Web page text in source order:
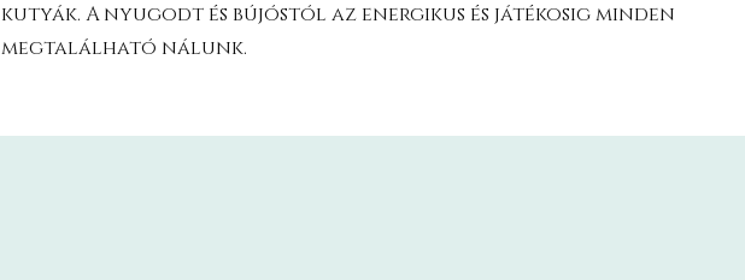
kutyák. A nyugodt és bújóstól az energikus és játékosig minden
megtalálható nálunk.